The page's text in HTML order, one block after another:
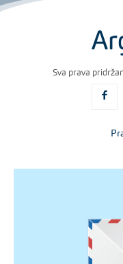
Sva prava